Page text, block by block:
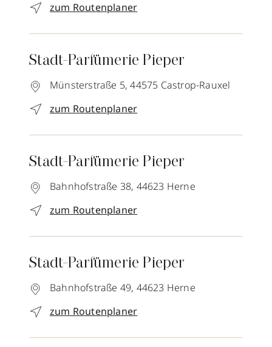
zum Routenplaner
Stadt-Parfümerie Pieper
Münsterstraße 5, 44575 Castrop-Rauxel
zum Routenplaner
Stadt-Parfümerie Pieper
Bahnhofstraße 38, 44623 Herne
zum Routenplaner
Stadt-Parfümerie Pieper
Bahnhofstraße 49, 44623 Herne
zum Routenplaner